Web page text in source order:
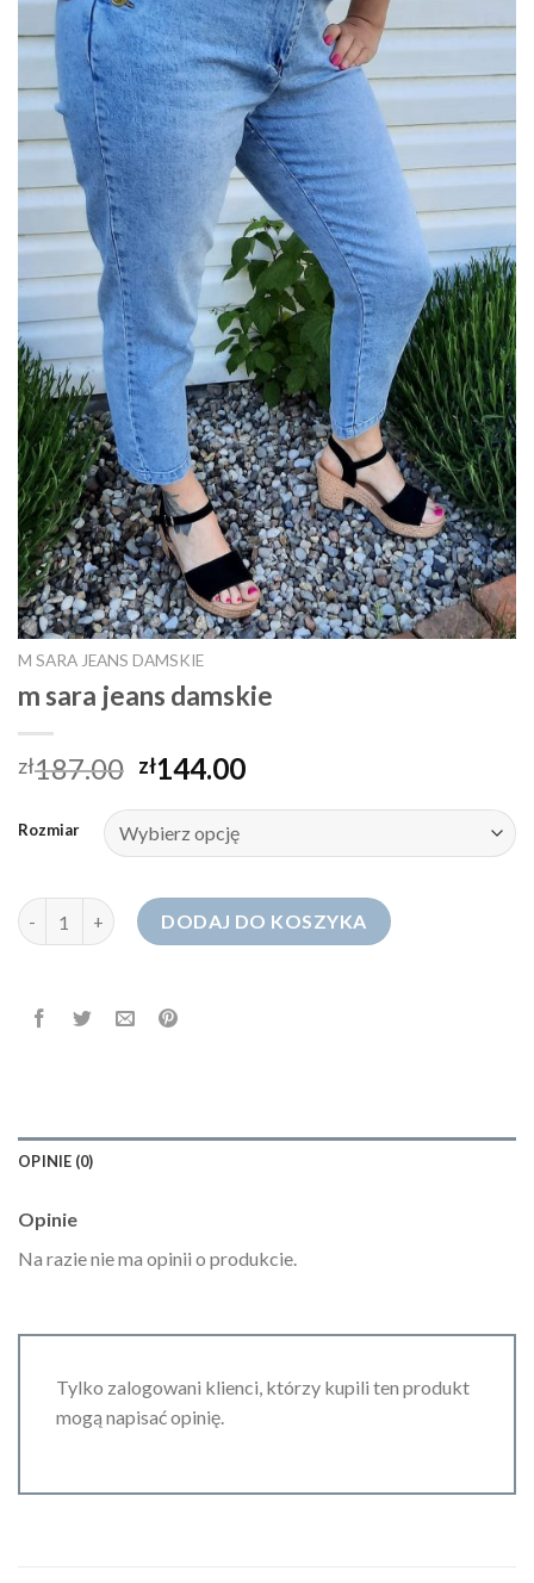
M SARA JEANS DAMSKIE
m sara jeans damskie
zł187.00 zł144.00
Rozmiar
ilość m sara jeans damskieDODAJ DO KOSZYKA
OPINIE (0)
Opinie
Na razie nie ma opinii o produkcie.
Tylko zalogowani klienci, którzy kupili ten produkt
mogą napisać opinię.